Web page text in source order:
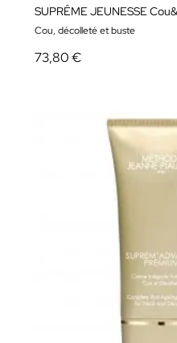
Cou, décolleté et buste
73,80 €